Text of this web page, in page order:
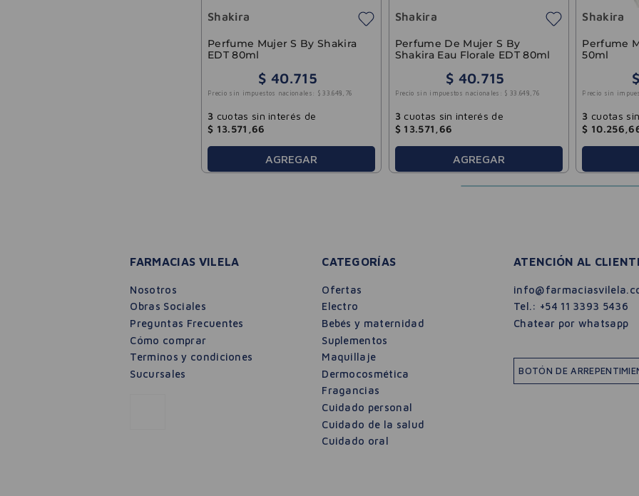
Shakira
Perfume Mujer S By Shakira
EDT 80ml
$ 40.715
Precio sin impuestos nacionales: $ 33 .648 , 76
3 cuotas sin interés de
$ 13.571 ,66
AGREGAR
Shakira
Perfume De Mujer S By
Shakira Eau Florale EDT 80ml
$ 40.715
Precio sin impuestos nacionales: $ 33 .648 , 76
3 cuotas sin interés de
$ 13.571,66
AGREGAR
Shakira
Perfume
50ml
$
Precio sin
3 cuotas
$ 10.256,
FARMACIAS VILELA
Nosotros
Obras Sociales
Preguntas Frecuentes
Cómo comprar
Terminos y condiciones
Sucursales
CATEGORÍAS
Ofertas
Electro
Bebés y maternidad
Suplementos
Maquillaje
Dermocosmética
Fragancias
Cuidado personal
Cuidado de la salud
Cuidado oral
ATENCIÓN AL
Tel.: +54 11 3393 5436
Chatear por whatsapp
BOTÓN DE